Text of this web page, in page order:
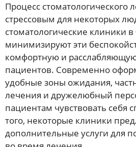
Процесс стоматологического
стрессовым для некоторых
стоматологические клиники
минимизируют эти
комфортную и
пациентов. Современно
удобные зоны ожидания,
лечения и дружелюбный
пациентам чувствовать себя
того, некоторые клиники
дополнительные услуги для